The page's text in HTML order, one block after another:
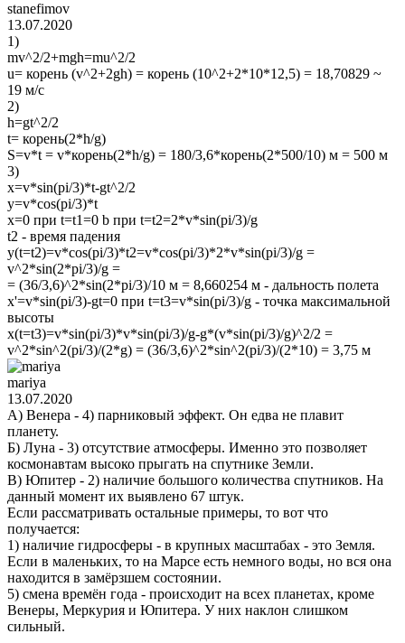
stanefimov
13.07.2020
1)
mv^2/2+mgh=mu^2/2
u= корень (v^2+2gh) = корень (10^2+2*10*12,5) = 18,70829 ~
19 м/с
2)
h=gt^2/2
t= корень(2*h/g)
S=v*t = v*корень(2*h/g) = 180/3,6*корень(2*500/10) м = 500 м
3)
x=v*sin(pi/3)*t-gt^2/2
y=v*cos(pi/3)*t
x=0 при t=t1=0 b при t=t2=2*v*sin(pi/3)/g
t2 - время падения
y(t=t2)=v*cos(pi/3)*t2=v*cos(pi/3)*2*v*sin(pi/3)/g =
v^2*sin(2*pi/3)/g =
= (36/3,6)^2*sin(2*pi/3)/10 м = 8,660254 м - дальность полета
x'=v*sin(pi/3)-gt=0 при t=t3=v*sin(pi/3)/g - точка максимальной
высоты
х(t=t3)=v*sin(pi/3)*v*sin(pi/3)/g-g*(v*sin(pi/3)/g)^2/2 =
v^2*sin^2(pi/3)/(2*g) = (36/3,6)^2*sin^2(pi/3)/(2*10) = 3,75 м
mariya
13.07.2020
А) Венера - 4) парниковый эффект. Он едва не плавит
планету.
Б) Луна - 3) отсутствие атмосферы. Именно это позволяет
космонавтам высоко прыгать на спутнике Земли.
В) Юпитер - 2) наличие большого количества спутников. На
данный момент их выявлено 67 штук.
Если рассматривать остальные примеры, то вот что
получается:
1) наличие гидросферы - в крупных масштабах - это Земля.
Если в маленьких, то на Марсе есть немного воды, но вся она
находится в замёрзшем состоянии.
5) смена времён года - происходит на всех планетах, кроме
Венеры, Меркурия и Юпитера. У них наклон слишком
сильный.